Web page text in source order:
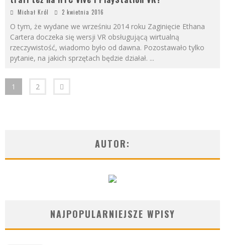
Michał Król 2 kwietnia 2016
O tym, że wydane we wrześniu 2014 roku Zaginięcie Ethana
Cartera doczeka się wersji VR obsługującą wirtualną
rzeczywistość, wiadomo było od dawna. Pozostawało tylko
pytanie, na jakich sprzętach będzie działał. ...
1 2
AUTOR:
NAJPOPULARNIEJSZE WPISY